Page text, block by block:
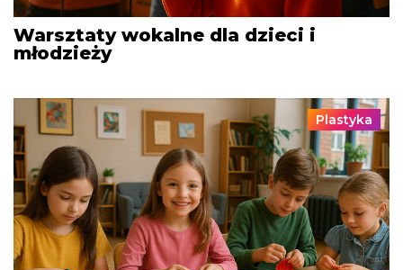
Warsztaty wokalne dla dzieci i
młodzieży
Plastyka